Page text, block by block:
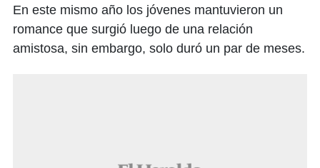
En este mismo año los jóvenes mantuvieron un
romance que surgió luego de una relación
amistosa, sin embargo, solo duró un par de meses.